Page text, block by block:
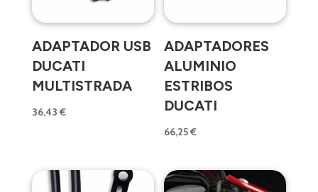
ADAPTADOR USB
DUCATI
MULTISTRADA
36,43 €
ADAPTADORES
ALUMINIO
ESTRIBOS
DUCATI
66,25€